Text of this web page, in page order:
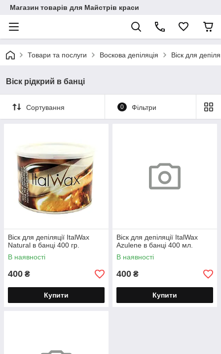
Магазин товарів для Майстрів краси
Товари та послуги Воскова депіляція Віск для
Віск рідкрий в банці
Сортування 0 Фільтри
Віск для депіляції ItalWax
Natural в банці 400 гр.
В наявності
400 ₴
Купити
Віск для депіляції ItalWax
Azulene в банці 400 мл.
В наявності
400 ₴
Купити